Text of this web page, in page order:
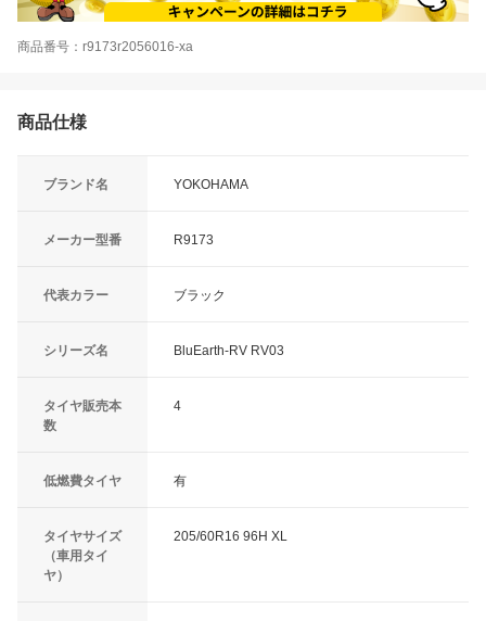
商品番号：r9173r2056016-xa
商品仕様
ブランド名 YOKOHAMA
メーカー型番 R9173
代表カラー ブラック
シリーズ名 BluEarth-RV RV03
タイヤ販売本
数
4
低燃費タイヤ 有
タイヤサイズ
（車用タイ
ヤ）
205/60R16 96H XL